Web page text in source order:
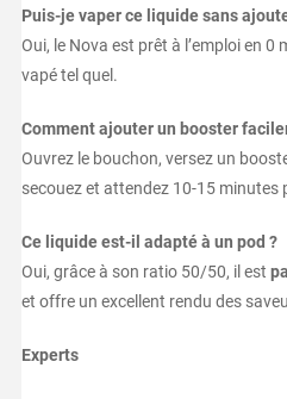
Puis-je vaper ce liquide sans
Oui, le Nova est prêt à l’emploi en 0
vapé tel quel.
Comment ajouter un booster
Ouvrez le bouchon, versez un
secouez et attendez 10-15 minutes
Ce liquide est-il adapté à un pod ?
Oui, grâce à son ratio 50/50, il est
et offre un excellent rendu des
Experts